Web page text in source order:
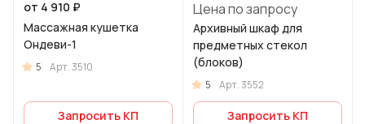
от 4 910 ₽
Массажная кушетка
Ондеви-1
5 Арт.3510
Запросить КП
Цена по запросу
Архивный шкаф для
предметных стекол
(блоков)
5 Арт.3552
Запросить КП